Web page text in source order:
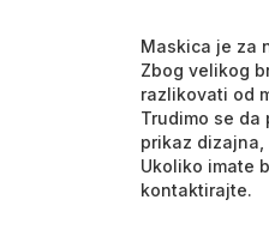
Maskica je za
Zbog velikog
razlikovati od
Trudimo se
prikaz
Ukoliko imate
kontaktirajte.